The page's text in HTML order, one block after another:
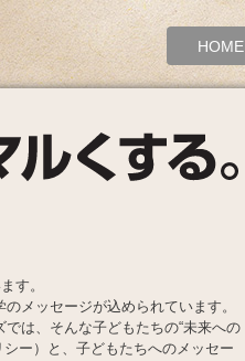
HOME
す。
メッセージが込められています。
は、そんな子どもたちの“未来への
ー）と、子どもたちへのメッセー